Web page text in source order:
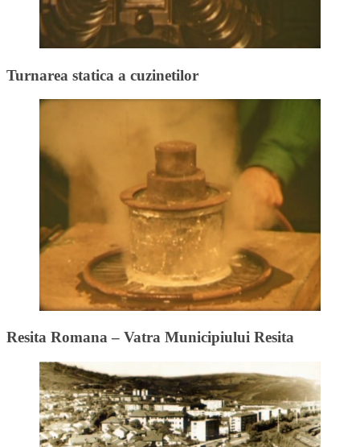
Turnarea statica a cuzinetilor
Resita Romana – Vatra Municipiului Resita